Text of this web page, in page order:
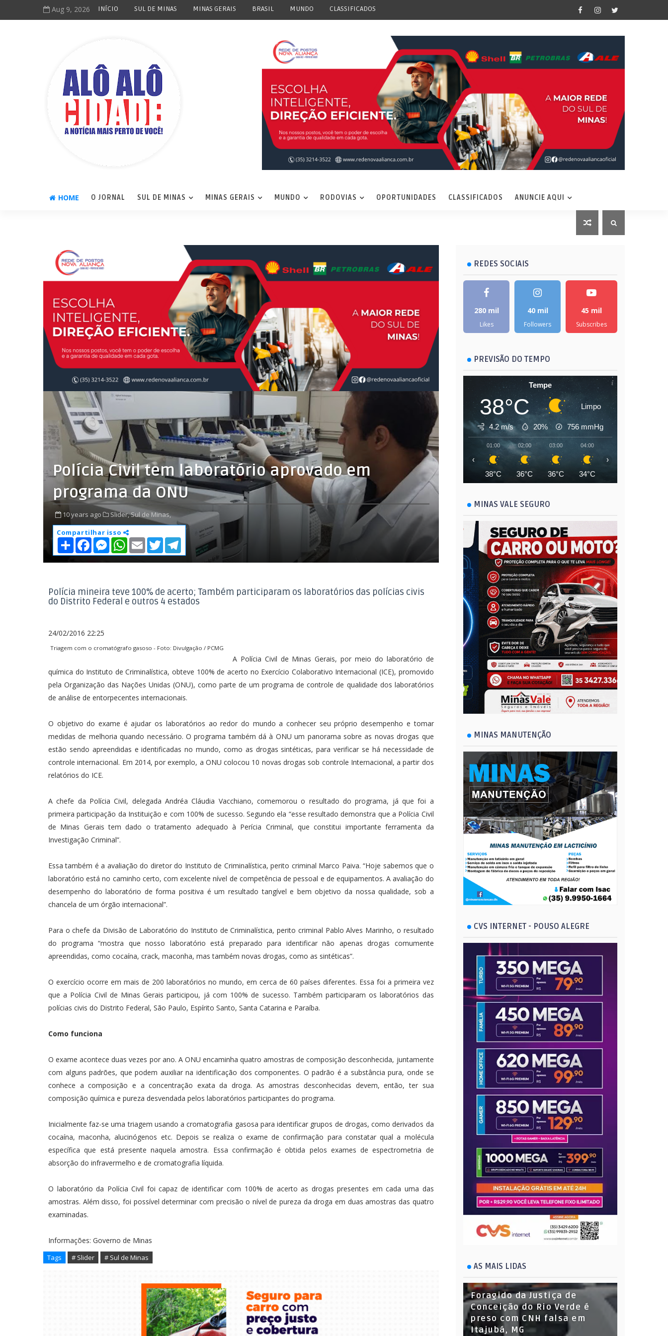
Aug 9, 2026 INÍCIO SUL DE MINAS MINAS GERAIS BRASIL MUNDO CLASSIFICADOS
HOME O JORNAL SUL DE MINAS MINAS GERAIS MUNDO RODOVIAS OPORTUNIDADES CLASSIFICADOS ANUNCIE AQUI
Polícia Civil tem laboratório aprovado em
programa da ONU
10 years ago Slider,Sul de Minas,
Compartilhar isso
S
h
a
r
F
c
e
o
k
M
e
s
s
g
e
r
W
h
a
t
p
p
E
m
a
i
T
i
t
r
l
e
a
m
Polícia mineira teve 100% de acerto; Também participaram os laboratórios das polícias civis
do Distrito Federal e outros 4 estados
24/02/2016 22:25
Triagem com o cromatógrafo gasoso - Foto: Divulgação / PCMG
A Polícia Civil de Minas Gerais, por meio do laboratório de
química do Instituto de Criminalística, obteve 100% de acerto no Exercício Colaborativo Internacional (ICE), promovido
pela Organização das Nações Unidas (ONU), como parte de um programa de controle de qualidade dos laboratórios
de análise de entorpecentes internacionais.
O objetivo do exame é ajudar os laboratórios ao redor do mundo a conhecer seu próprio desempenho e tomar
medidas de melhoria quando necessário. O programa também dá à ONU um panorama sobre as novas drogas que
estão sendo apreendidas e identificadas no mundo, como as drogas sintéticas, para verificar se há necessidade de
controle internacional. Em 2014, por exemplo, a ONU colocou 10 novas drogas sob controle Internacional, a partir dos
relatórios do ICE.
A chefe da Polícia Civil, delegada Andréa Cláudia Vacchiano, comemorou o resultado do programa, já que foi a
primeira participação da Instituição e com 100% de sucesso. Segundo ela “esse resultado demonstra que a Polícia Civil
de Minas Gerais tem dado o tratamento adequado à Perícia Criminal, que constitui importante ferramenta da
Investigação Criminal”.
Essa também é a avaliação do diretor do Instituto de Criminalística, perito criminal Marco Paiva. “Hoje sabemos que o
laboratório está no caminho certo, com excelente nível de competência de pessoal e de equipamentos. A avaliação do
desempenho do laboratório de forma positiva é um resultado tangível e bem objetivo da nossa qualidade, sob a
chancela de um órgão internacional”.
Para o chefe da Divisão de Laboratório do Instituto de Criminalística, perito criminal Pablo Alves Marinho, o resultado
do programa “mostra que nosso laboratório está preparado para identificar não apenas drogas comumente
apreendidas, como cocaína, crack, maconha, mas também novas drogas, como as sintéticas”.
O exercício ocorre em mais de 200 laboratórios no mundo, em cerca de 60 países diferentes. Essa foi a primeira vez
que a Polícia Civil de Minas Gerais participou, já com 100% de sucesso. Também participaram os laboratórios das
polícias civis do Distrito Federal, São Paulo, Espírito Santo, Santa Catarina e Paraíba.
Como funciona
O exame acontece duas vezes por ano. A ONU encaminha quatro amostras de composição desconhecida, juntamente
com alguns padrões, que podem auxiliar na identificação dos componentes. O padrão é a substância pura, onde se
conhece a composição e a concentração exata da droga. As amostras desconhecidas devem, então, ter sua
composição química e pureza desvendada pelos laboratórios participantes do programa.
Inicialmente faz-se uma triagem usando a cromatografia gasosa para identificar grupos de drogas, como derivados da
cocaína, maconha, alucinógenos etc. Depois se realiza o exame de confirmação para constatar qual a molécula
específica que está presente naquela amostra. Essa confirmação é obtida pelos exames de espectrometria de
absorção do infravermelho e de cromatografia líquida.
O laboratório da Polícia Civil foi capaz de identificar com 100% de acerto as drogas presentes em cada uma das
amostras. Além disso, foi possível determinar com precisão o nível de pureza da droga em duas amostras das quatro
examinadas.
Informações: Governo de Minas
Tags # Slider # Sul de Minas
REDES SOCIAIS
280 mil
Likes
40 mil
Followers
45 mil
Subscribes
PREVISÃO DO TEMPO
Tempe
38°C Limpo
4.2 m/s 20% 756 mmHg
01:00
38°C
02:00
36°C
03:00
36°C
04:00
34°C
‹ ›
MINAS VALE SEGURO
MINAS MANUTENÇÃO
CVS INTERNET - POUSO ALEGRE
AS MAIS LIDAS
Foragido da Justiça de
Conceição do Rio Verde é
preso com CNH falsa em
Itajubá, MG